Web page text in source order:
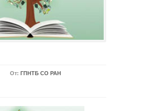
От: ГПНТБ СО РАН